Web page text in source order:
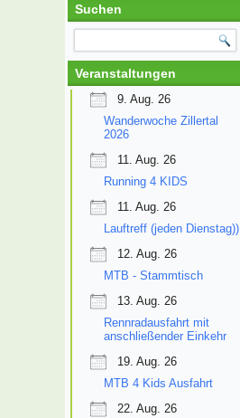
Suchen
Veranstaltungen
9. Aug. 26
Wanderwoche Zillertal
2026
11. Aug. 26
Running 4 KIDS
11. Aug. 26
Lauftreff (jeden Dienstag))
12. Aug. 26
MTB - Stammtisch
13. Aug. 26
Rennradausfahrt mit
anschließender Einkehr
19. Aug. 26
MTB 4 Kids Ausfahrt
22. Aug. 26